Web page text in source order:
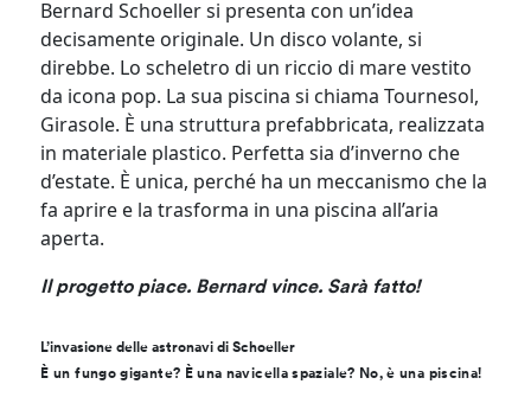
Bernard Schoeller si presenta con un’idea
decisamente originale. Un disco volante, si
direbbe. Lo scheletro di un riccio di mare vestito
da icona pop. La sua piscina si chiama Tournesol,
Girasole. È una struttura prefabbricata, realizzata
in materiale plastico. Perfetta sia d’inverno che
d’estate. È unica, perché ha un meccanismo che la
fa aprire e la trasforma in una piscina all’aria
aperta.
Il progetto piace. Bernard vince. Sarà fatto!
L’invasione delle astronavi di Schoeller
È un fungo gigante? È una navicella spaziale? No, è una piscina!